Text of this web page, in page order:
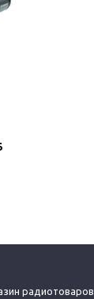
радиотоваров